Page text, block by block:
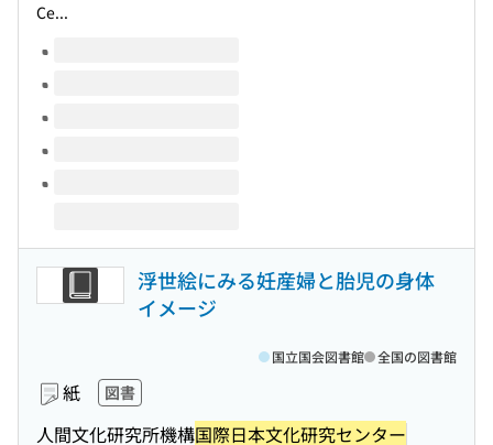
Ce...
このタイトルの巻号
浮世絵にみる妊産婦と胎児の身体
イメージ
紙 図書
人間文化研究所機構国際日本文化研究センター
国立国会図書館 全国の図書館